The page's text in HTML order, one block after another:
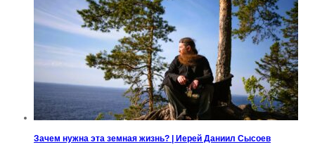
Зачем нужна эта земная жизнь? | Иерей Даниил Сысоев